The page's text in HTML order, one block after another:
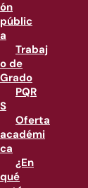
ón
públic
a
Trabaj
o de
Grado
PQR
S
Oferta
académi
ca
¿En
qué